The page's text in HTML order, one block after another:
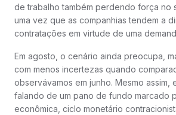
de trabalho também perdendo força no
uma vez que as companhias tendem a
contratações em virtude de uma
Em agosto, o cenário ainda preocupa,
com menos incertezas quando
observávamos em junho. Mesmo assim,
falando de um pano de fundo marcado
econômica, ciclo monetário